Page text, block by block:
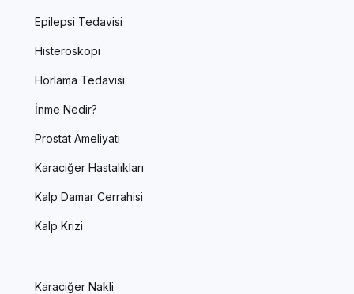
Epilepsi Tedavisi
Histeroskopi
Horlama Tedavisi
İnme Nedir?
Prostat Ameliyatı
Karaciğer Hastalıkları
Kalp Damar Cerrahisi
Kalp Krizi
Karaciğer Nakli